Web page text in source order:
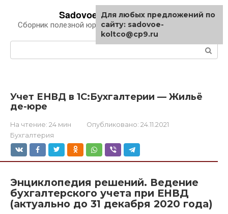
контенту
Sadovoe-koltco.ru
Сборник полезной юридической информации
Учет ЕНВД в 1С:Бухгалтерии — Жильё
де-юре
На чтение: 24 мин Опубликовано: 24.11.2021
Бухгалтерия
Энциклопедия решений. Ведение
бухгалтерского учета при ЕНВД
(актуально до 31 декабря 2020 года)
Для любых предложений по
сайту: sadovoe-
koltco@cp9.ru